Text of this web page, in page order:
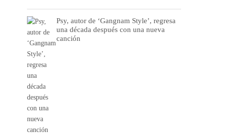
Psy, autor de ‘Gangnam Style’, regresa
una década después con una nueva
canción